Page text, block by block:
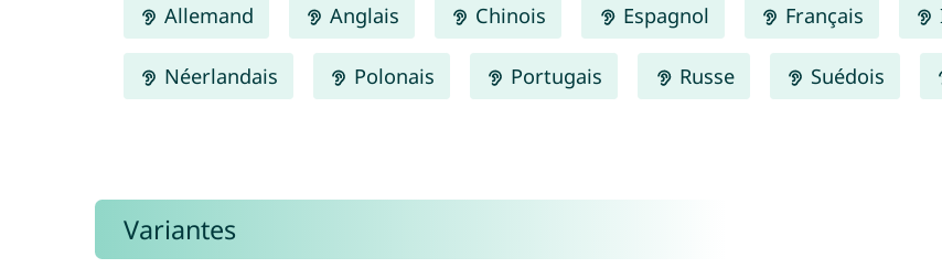
Allemand Anglais Chinois Espagnol Français
Néerlandais Polonais Portugais Russe Suédois
Variantes